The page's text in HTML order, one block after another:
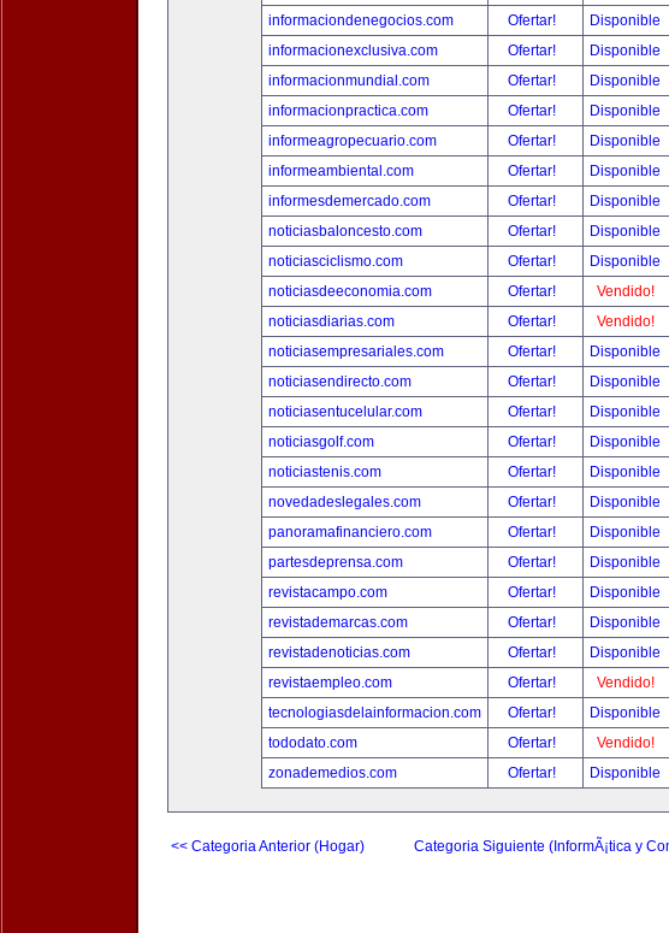
informaciondenegocios.com
Ofertar!
Disponible
informacionexclusiva.com
Ofertar!
Disponible
informacionmundial.com
Ofertar!
Disponible
informacionpractica.com
Ofertar!
Disponible
informeagropecuario.com
Ofertar!
Disponible
informeambiental.com
Ofertar!
Disponible
informesdemercado.com
Ofertar!
Disponible
noticiasbaloncesto.com
Ofertar!
Disponible
noticiasciclismo.com
Ofertar!
Disponible
noticiasdeeconomia.com
Ofertar!
Vendido!
noticiasdiarias.com
Ofertar!
Vendido!
noticiasempresariales.com
Ofertar!
Disponible
noticiasendirecto.com
Ofertar!
Disponible
noticiasentucelular.com
Ofertar!
Disponible
noticiasgolf.com
Ofertar!
Disponible
noticiastenis.com
Ofertar!
Disponible
novedadeslegales.com
Ofertar!
Disponible
panoramafinanciero.com
Ofertar!
Disponible
partesdeprensa.com
Ofertar!
Disponible
revistacampo.com
Ofertar!
Disponible
revistademarcas.com
Ofertar!
Disponible
revistadenoticias.com
Ofertar!
Disponible
revistaempleo.com
Ofertar!
Vendido!
tecnologiasdelainformacion.com
Ofertar!
Disponible
tododato.com
Ofertar!
Vendido!
zonademedios.com
Ofertar! Disponible
<< Categoria Anterior (Hogar) Categoria Siguiente (InformÃ¡tica y